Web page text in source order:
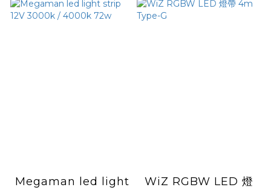
Megaman led light
WiZ RGBW LED 燈